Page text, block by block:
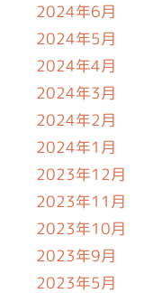
2024年6月
2024年5月
2024年4月
2024年3月
2024年2月
2024年1月
2023年12月
2023年11月
2023年10月
2023年9月
2023年5月